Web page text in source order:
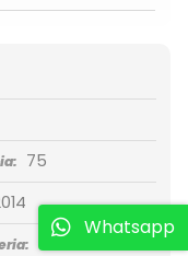
75
Turismo
Whatsapp